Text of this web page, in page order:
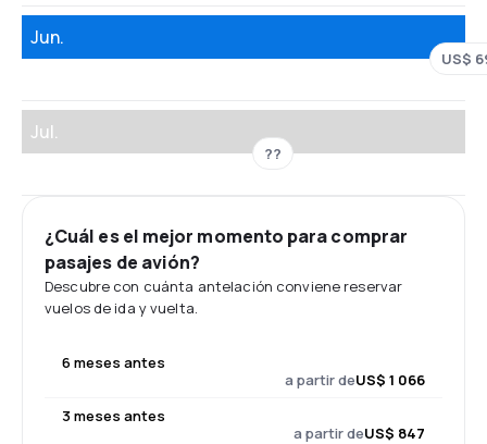
Jun.
US$
Jul.
??
¿Cuál es el mejor momento para comprar
pasajes de avión?
Descubre con cuánta antelación conviene reservar
vuelos de ida y vuelta.
6 meses antes
a partir deUS$ 1 066
3 meses antes
a partir deUS$ 847